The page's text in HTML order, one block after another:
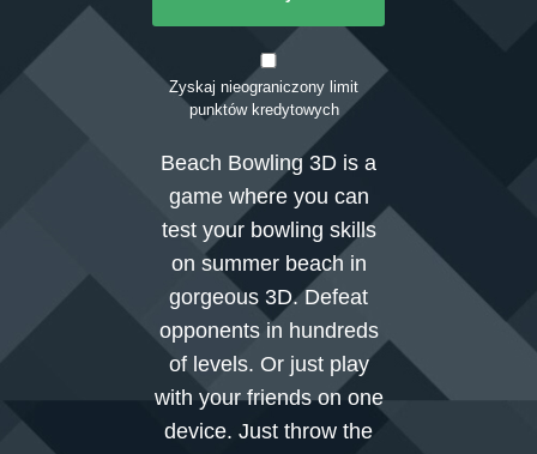
Zyskaj nieograniczony limit
punktów kredytowych
Beach Bowling 3D is a
game where you can
test your bowling skills
on summer beach in
gorgeous 3D. Defeat
opponents in hundreds
of levels. Or just play
with your friends on one
device. Just throw the